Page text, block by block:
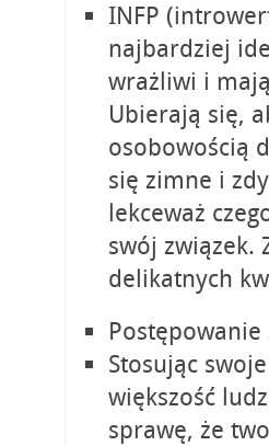
INFP
najbardziej
wrażliwi i
Ubierają się,
osobowością
się zimne i
lekceważ
swój związek.
delikatnych
Stosując
większość
sprawę, że